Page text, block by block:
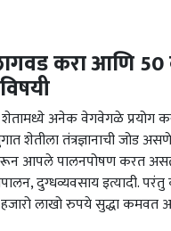
करा आणि 50
अनेक वेगवेगळे प्रयोग
शेतीला तंत्रज्ञानाची
आपले पालनपोषण करत
दुग्धव्यवसाय इत्यादी.
लाखो रुपये सुद्धा कमवत